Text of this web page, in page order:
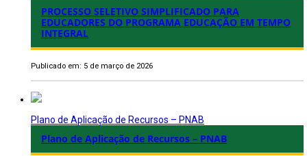
PROCESSO SELETIVO SIMPLIFICADO PARA
EDUCADORES DO PROGRAMA EDUCAÇÃO EM TEMPO
INTEGRAL
Publicado em: 5 de março de 2026
Plano de Aplicação de Recursos – PNAB
Plano de Aplicação de Recursos – PNAB